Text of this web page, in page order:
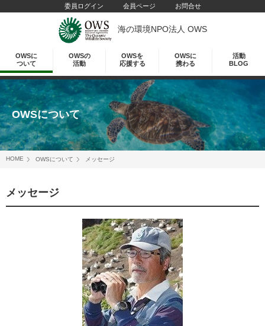
委員ログイン 会員ページ お問合せ
海の環境NPO法人 OWS
OWSに
ついて
OWSの
活動
OWSを
応援する
OWSに
携わる
活動
BLOG
OWSについて
HOME OWSについて メッセージ
メッセージ